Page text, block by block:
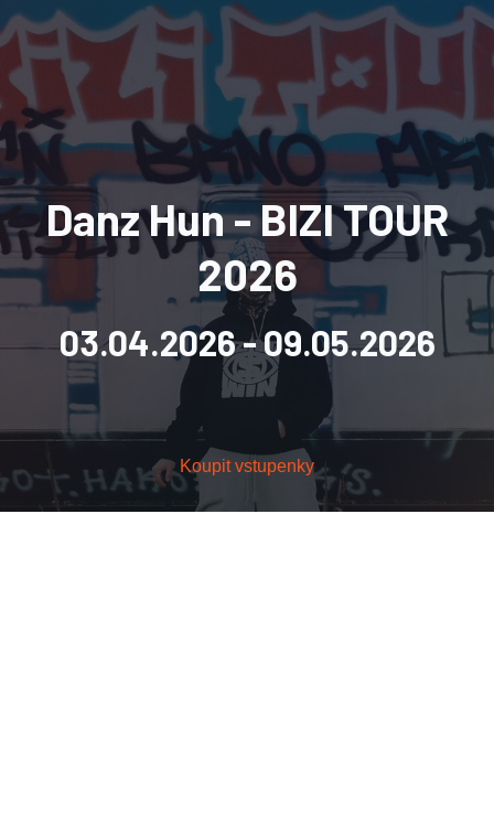
Danz Hun - BIZI TOUR
2026
03.04.2026- 09.05.2026
Koupit vstupenky